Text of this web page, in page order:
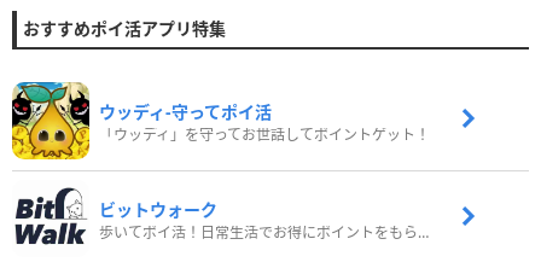
おすすめポイ活アプリ特集
ウッディ‐守ってポイ活
「ウッディ」を守ってお世話してポイントゲット！
ビットウォーク
歩いてポイ活！日常生活でお得にポイントをもらおう